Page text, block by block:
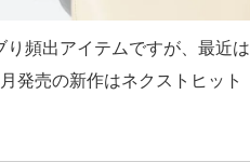
頻出アイテムですが、最近は
発売の新作はネクストヒット